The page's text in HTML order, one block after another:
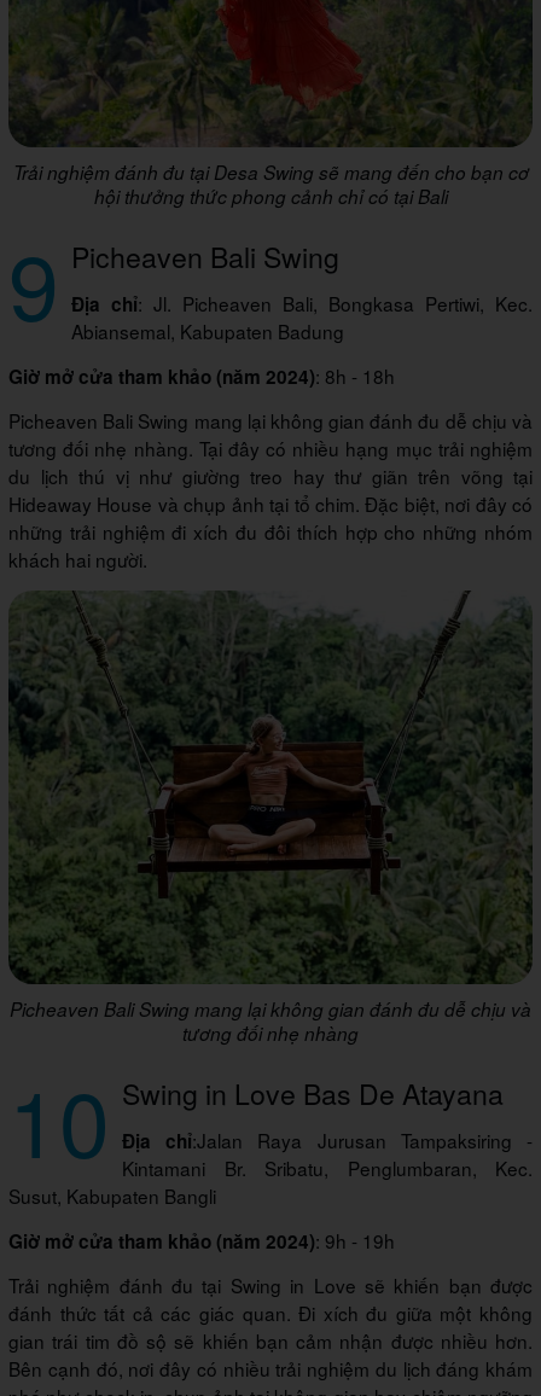
Trải nghiệm đánh đu tại Desa Swing sẽ mang đến cho bạn cơ
hội thưởng thức phong cảnh chỉ có tại Bali
9 Picheaven Bali Swing
Địa chỉ: Jl. Picheaven Bali, Bongkasa Pertiwi, Kec.
Abiansemal, Kabupaten Badung
Giờ mở cửa tham khảo (năm 2024): 8h - 18h
Picheaven Bali Swing mang lại không gian đánh đu dễ chịu và
tương đối nhẹ nhàng. Tại đây có nhiều hạng mục trải nghiệm
du lịch thú vị như giường treo hay thư giãn trên võng tại
Hideaway House và chụp ảnh tại tổ chim. Đặc biệt, nơi đây có
những trải nghiệm đi xích đu đôi thích hợp cho những nhóm
khách hai người.
Picheaven Bali Swing mang lại không gian đánh đu dễ chịu và
tương đối nhẹ nhàng
10 Swing in Love Bas De Atayana
Địa chỉ:Jalan Raya Jurusan Tampaksiring -
Kintamani Br. Sribatu, Penglumbaran, Kec.
Susut, Kabupaten Bangli
Giờ mở cửa tham khảo (năm 2024): 9h - 19h
Trải nghiệm đánh đu tại Swing in Love sẽ khiến bạn được
đánh thức tất cả các giác quan. Đi xích đu giữa một không
gian trái tim đồ sộ sẽ khiến bạn cảm nhận được nhiều hơn.
Bên cạnh đó, nơi đây có nhiều trải nghiệm du lịch đáng khám